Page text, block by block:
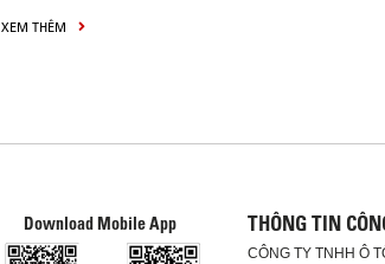
XEM THÊM
Download Mobile App THÔNG TIN
CÔNG TY TNHH Ô